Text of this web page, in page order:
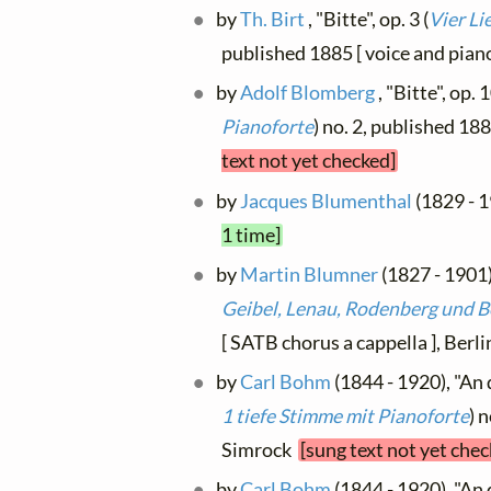
byTh. Birt , "Bitte", op. 3 (Vier
published 1885 [ voice and
byAdolf Blomberg, "Bitte", op.
Pianoforte) no. 2, published
text not yet checked]
byJacques Blumenthal (1829 -
1 time]
byMartin Blumner(1827 -
Geibel, Lenau, Rodenberg und
[ SATB chorus a cappella ],
byCarl Bohm (1844 - 1920), "An
1 tiefe Stimme mit Pianoforte)
Simrock [sung text not yet